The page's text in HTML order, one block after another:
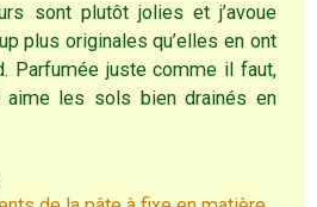
sont plutôt jolies et j’avoue
plus originales qu’elles en ont
Parfumée juste comme il faut,
aime les sols bien drainés en